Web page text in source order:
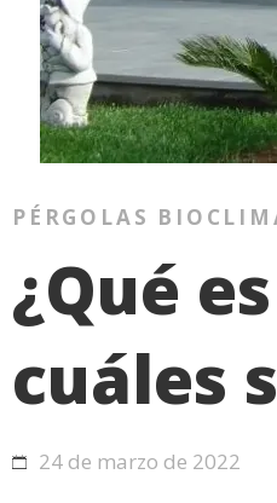
PÉRGOLAS
¿Qué
cuáles
24 de marzo de 2022